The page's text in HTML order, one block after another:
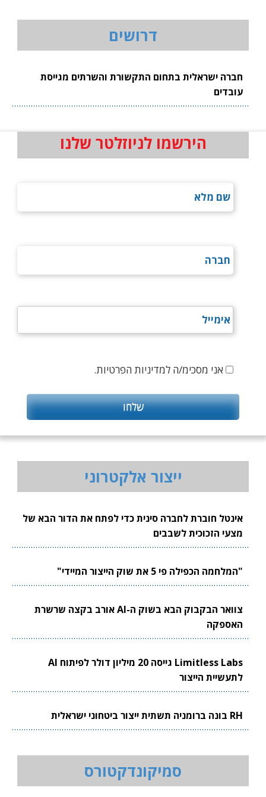
דרושים
חברה ישראלית בתחום התקשורת והשרתים מגייסת
עובדים
הירשמו לניוזלטר שלנו
אני מסכימ/ה למדיניות הפרטיות.
ייצור אלקטרוני
אינטל חוברת לחברה סינית כדי לפתח את הדור הבא של
מצעי הזכוכית לשבבים
"המלחמה הכפילה פי 5 את שוק הייצור המיידי"
צוואר הבקבוק הבא בשוק ה-AI אורב בקצה שרשרת
האספקה
Limitless Labs גייסה 20 מיליון דולר לפיתוח AI
לתעשיית הייצור
RH בונה ברומניה תשתית ייצור ביטחוני ישראלית
סמיקונדקטורס